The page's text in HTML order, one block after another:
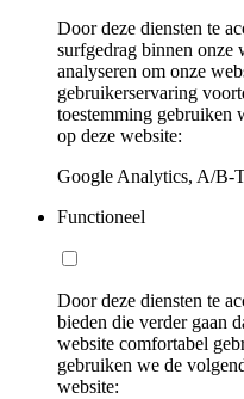
Door deze diensten te
surfgedrag binnen onze
analyseren om onze
gebruikerservaring
toestemming gebruiken
op deze website:
Google Analytics, A/B-
Functioneel
Door deze diensten te
bieden die verder gaan
website comfortabel
gebruiken we de
website: